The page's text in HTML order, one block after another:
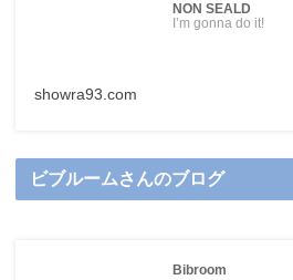
NON SEALD
I’m gonna do it!
showra93.com
ビブルームさんのブログ
Bibroom